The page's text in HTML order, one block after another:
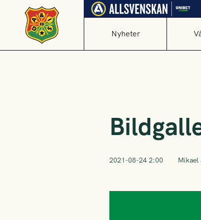
Nyheter
2021-08-24 2:00 Mikael